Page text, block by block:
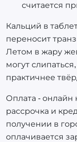
считается
Кальций в
переносит
Летом в жару
могут
практичнее
Оплата - онлайн
рассрочка и
получении в
оплачивается